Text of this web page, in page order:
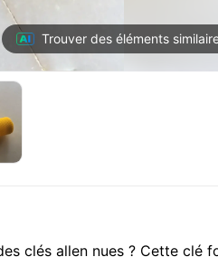
Trouver des éléments
clés allen nues ? Cette clé